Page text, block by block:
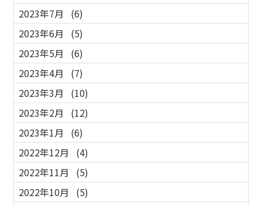
2023年7月
(6)
2023年6月
(5)
2023年5月
(6)
2023年4月
(7)
2023年3月
(10)
2023年2月
(12)
2023年1月
(6)
2022年12月
(4)
2022年11月
(5)
2022年10月
(5)